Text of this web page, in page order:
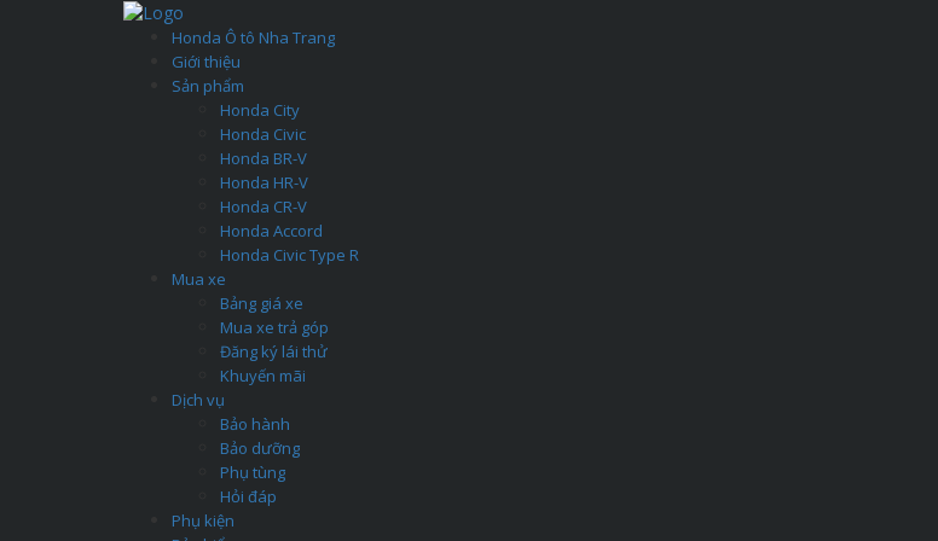
Honda Ô tô Nha Trang
Giới thiệu
Sản phẩm
Honda City
Honda Civic
Honda BR-V
Honda HR-V
Honda CR-V
Honda Accord
Honda Civic Type R
Mua xe
Bảng giá xe
Mua xe trả góp
Đăng ký lái thử
Khuyến mãi
Dịch vụ
Bảo hành
Bảo dưỡng
Phụ tùng
Hỏi đáp
Phụ kiện